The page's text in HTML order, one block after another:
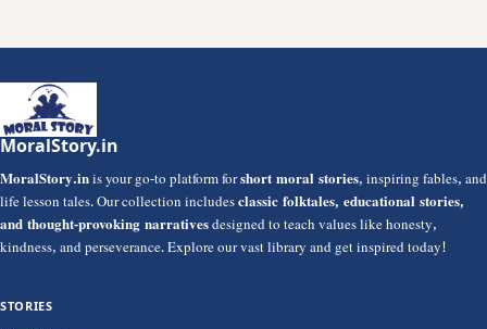
MoralStory.in
MoralStory.inis your go-to platform forshort moral stories, inspiring fables, and
life lesson tales. Our collection includesclassic folktales, educational stories,
and thought-provoking narrativesdesigned to teach values like honesty,
kindness, and perseverance. Explore our vast library and get inspired today!
STORIES